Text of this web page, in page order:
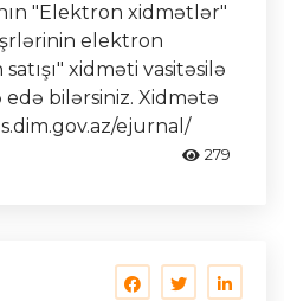
"Elektron xidmətlər"
elektron
xidməti vasitəsilə
bilərsiniz. Xidmətə
ejurnal/
279